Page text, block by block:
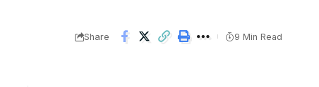
Share 9 Min Read